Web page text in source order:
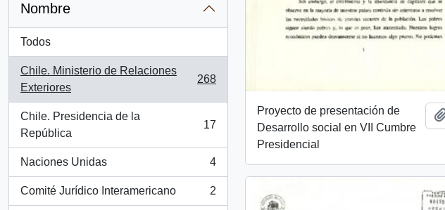
Nombre
Todos
Chile. Ministerio de Relaciones
Exteriores
, 268 resultados
268
Chile. Presidencia de la
República
, 17 resultados
17
Naciones Unidas
, 4 resultados
4
Comité Jurídico Interamericano
, 2 resultados
2
Proyecto de presentación de
Desarrollo social en VII Cumbre
Presidencial